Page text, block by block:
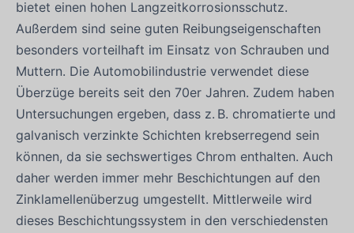
bietet einen hohen Langzeitkorrosionsschutz.
Außerdem sind seine guten Reibungseigenschaften
besonders vorteilhaft im Einsatz von Schrauben und
Muttern. Die Automobilindustrie verwendet diese
Überzüge bereits seit den 70er Jahren. Zudem haben
Untersuchungen ergeben, dass z. B. chromatierte und
galvanisch verzinkte Schichten krebserregend sein
können, da sie sechswertiges Chrom enthalten. Auch
daher werden immer mehr Beschichtungen auf den
Zinklamellenüberzug umgestellt. Mittlerweile wird
dieses Beschichtungssystem in den verschiedensten